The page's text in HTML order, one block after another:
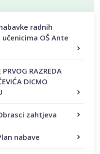
radnih
OŠ Ante
RAZREDA
DICMO
zahtjeva
nabave